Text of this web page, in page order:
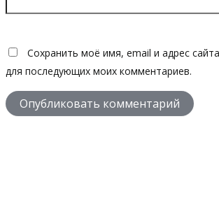
Сохранить моё имя, email и адрес
для последующих моих комментариев.